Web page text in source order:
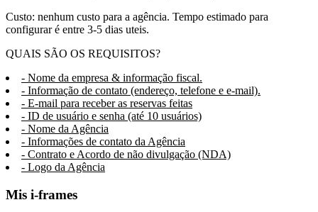
Custo: nenhum custo para a agência. Tempo estimado para
configurar é entre 3-5 dias uteis.
QUAIS SÃO OS REQUISITOS?
- Nome da empresa & informação fiscal.
- Informação de contato (endereço, telefone e e-mail).
- E-mail para receber as reservas feitas
- ID de usuário e senha (até 10 usuários)
- Nome da Agência
- Informações de contato da Agência
- Contrato e Acordo de não divulgação (NDA)
- Logo da Agência
Mis i-frames